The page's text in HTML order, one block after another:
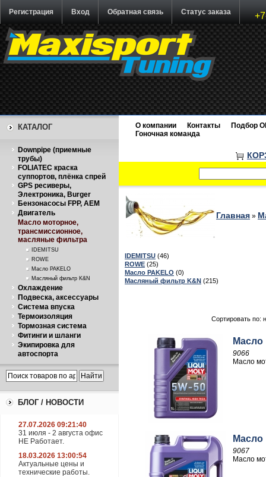
Регистрация Вход Обратная связь Статус заказа
КАТАЛОГ
Downpipe (приемные
трубы)
FOLIATEC краска
суппортов, плёнка спрей
GPS ресиверы,
Электроника, Burger
Бензонасосы FPP, AEM
Двигатель
Масло моторное,
трансмиссионное,
масляные фильтра
IDEMITSU
ROWE
Масло PAKELO
Масляный фильтр K&N
Охлаждение
Подвеска, аксессуары
Система впуска
Термоизоляция
Тормозная система
Фитинги и шланги
Экипировка для
автоспорта
БЛОГ / НОВОСТИ
27.07.2026 09:21:40
31 июля - 2 августа офис
НЕ Работает.
18.03.2026 13:00:54
Актуальные цены и
технические работы.
О компании Контакты
Подбор
Гоночная команда
Главная »
IDEMITSU (46)
ROWE (25)
Масло PAKELO (0)
Масляный фильтр K&N (215)
Сортировать по:
Масло
9066
Масло
Масло
9067
Масло